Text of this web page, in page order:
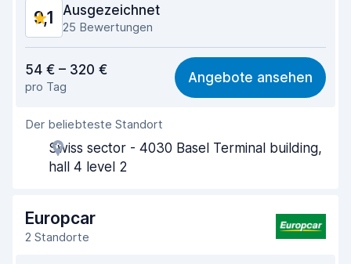
9,1 Ausgezeichnet
25 Bewertungen
8,6
Einfach zu finden 9,1
Agenten-Hilfsbereitschaft
Schnelle Abholung 9,2
Sauberkeit des Fahrzeugs 9,2
54 € – 320 €
pro Tag
Angebote ansehen
Der beliebteste Standort
Swiss sector - 4030 Basel Terminal building,
hall 4 level 2
Europcar
2 Standorte